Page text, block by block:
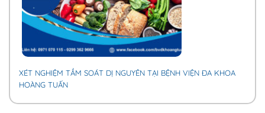
XÉT NGHIỆM TẦM SOÁT DỊ NGUYÊN TẠI BỆNH VIỆN ĐA KHOA
HOÀNG TUẤN